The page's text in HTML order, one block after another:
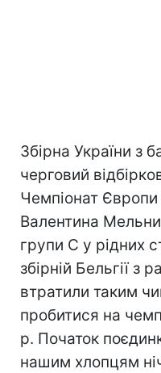
Збірна України з
черговий
Чемпіонат Європи
Валентина
групи С у рідних
збірній Бельгії з
втратили таким
пробитися на
р. Початок
нашим хлопцям